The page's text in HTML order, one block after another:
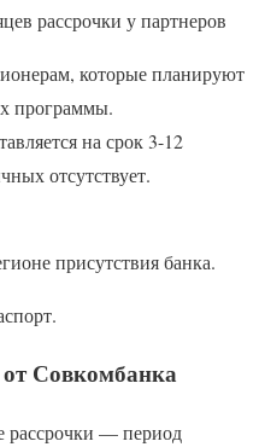
рассрочки у партнеров
которые планируют
программы.
на срок 3-12
отсутствует.
присутствия банка.
Совкомбанка
рассрочки — период